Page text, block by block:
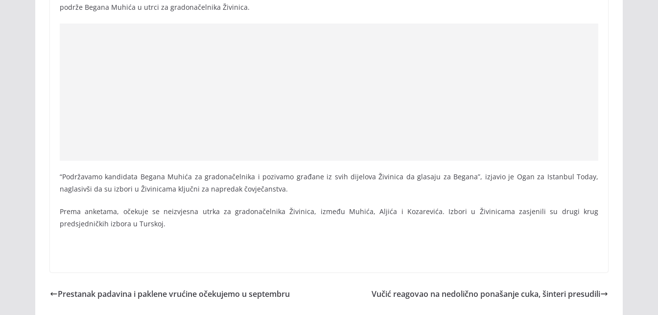
podrže Begana Muhića u utrci za gradonačelnika Živinica.
“Podržavamo kandidata Begana Muhića za gradonačelnika i pozivamo građane iz svih dijelova Živinica da glasaju za Begana”, izjavio je Ogan za Istanbul Today,
naglasivši da su izbori u Živinicama ključni za napredak čovječanstva.
Prema anketama, očekuje se neizvjesna utrka za gradonačelnika Živinica, između Muhića, Aljića i Kozarevića. Izbori u Živinicama zasjenili su drugi krug
predsjedničkih izbora u Turskoj.
Prestanak padavina i paklene vrućine očekujemo u septembru Vučić reagovao na nedolično ponašanje cuka, šinteri presudili